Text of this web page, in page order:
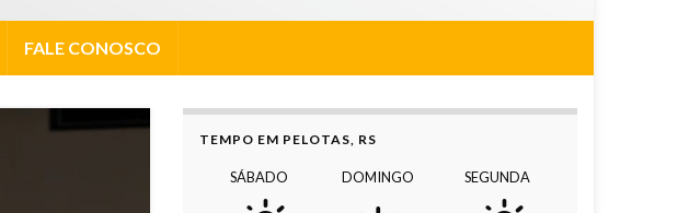
FALE CONOSCO
TEMPO EM PELOTAS, RS
SÁBADO DOMINGO SEGUNDA